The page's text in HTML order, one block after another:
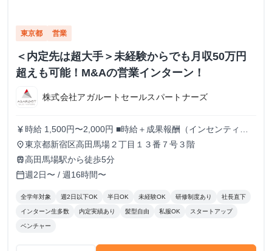
東京都 営業
＜内定先は超大手＞未経験からでも月収50万円
超えも可能！M&Aの営業インターン！
株式会社アガルートセールスパートナーズ
currency_yen 時給 1,500円〜2,000円 ■時給＋成果報酬（インセンティ
ブ）制度 現在最高時給2000円。 また、アポイント獲得1件
毎に5,000〜20,000円を支給いたします。 上限はないため結
果を出した分だけ還元されます！ ※時給や成果報酬は役職
や在籍期間に応じて変動
place東京都新宿区高田馬場２丁目１３番７号３階
train高田馬場駅から徒歩5分
calendar_today週2日〜 / 週16時間〜
全学年対象 週2日以下OK 半日OK 未経験OK 研修制度あり 社長直下
インターン生多数 内定実績あり 髪型自由 私服OK スタートアップ
ベンチャー